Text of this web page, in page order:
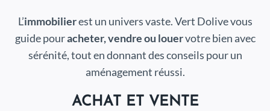
L’immobilierest un univers vaste. Vert Dolive vous
guide pouracheter, vendre ou louervotre bien avec
sérénité, tout en donnant des conseils pour un
aménagement réussi.
ACHAT ET VENTE